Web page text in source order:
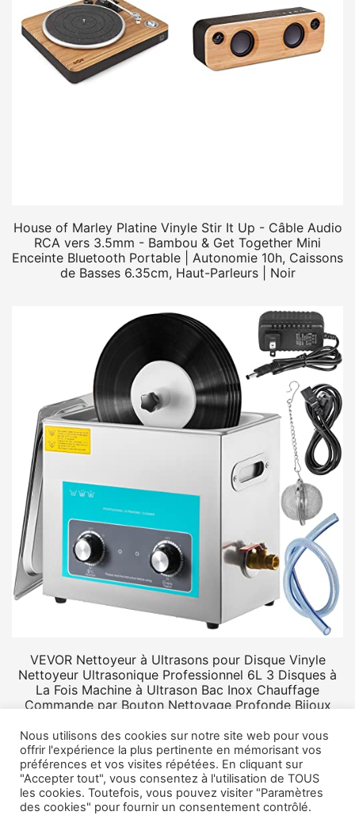
House of Marley Platine Vinyle Stir It Up - Câble Audio
RCA vers 3.5mm - Bambou & Get Together Mini
Enceinte Bluetooth Portable | Autonomie 10h, Caissons
de Basses 6.35cm, Haut-Parleurs | Noir
VEVOR Nettoyeur à Ultrasons pour Disque Vinyle
Nettoyeur Ultrasonique Professionnel 6L 3 Disques à
La Fois Machine à Ultrason Bac Inox Chauffage
Commande par Bouton Nettoyage Profonde Bijoux
© 2026 Rangement vinyle.Mentions légales
Nous utilisons des cookies sur notre site web pour vous
offrir l'expérience la plus pertinente en mémorisant vos
préférences et vos visites répétées. En cliquant sur
"Accepter tout", vous consentez à l'utilisation de TOUS
les cookies. Toutefois, vous pouvez visiter "Paramètres
des cookies" pour fournir un consentement contrôlé.